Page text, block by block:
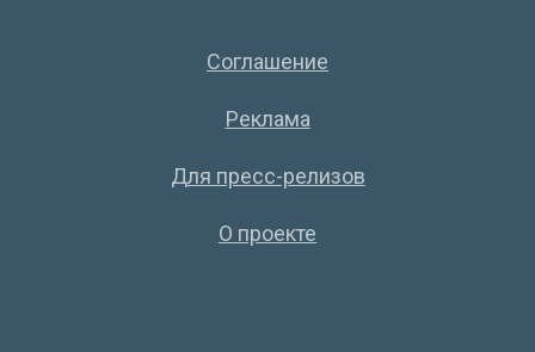
Соглашение
Реклама
Для пресс-релизов
О проекте